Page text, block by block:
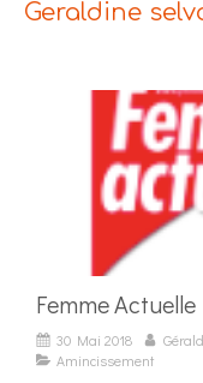
Geraldine
Femme Actuelle
30 Mai 2018
Amincissement